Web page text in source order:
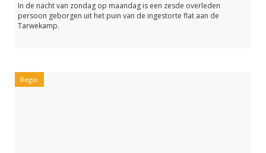
In de nacht van zondag op maandag is een zesde overleden
persoon geborgen uit het puin van de ingestorte flat aan de
Tarwekamp.
Regio